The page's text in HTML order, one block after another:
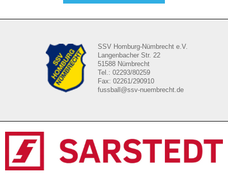
SSV Homburg-Nümbrecht e.V.
Langenbacher Str. 22
51588 Nümbrecht
Tel.: 02293/80259
Fax: 02261/290910
fussball@ssv-nuembrecht.de